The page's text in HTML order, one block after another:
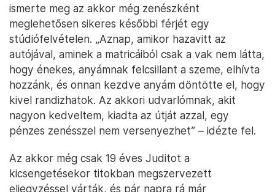
ismerte meg az akkor még zenészként
meglehetősen sikeres későbbi férjét egy
stúdiófelvételen. „Aznap, amikor hazavitt az
autójával, aminek a matricáiból csak a vak nem látta,
hogy énekes, anyámnak felcsillant a szeme, elhívta
hozzánk, és onnan kezdve anyám döntötte el, hogy
kivel randizhatok. Az akkori udvarlómnak, akit
nagyon kedveltem, kiadta az útját azzal, egy
pénzes zenésszel nem versenyezhet” – idézte fel.
Az akkor még csak 19 éves Juditot a
kicsengetésekor titokban megszervezett
eljegyzéssel várták, és pár napra rá már